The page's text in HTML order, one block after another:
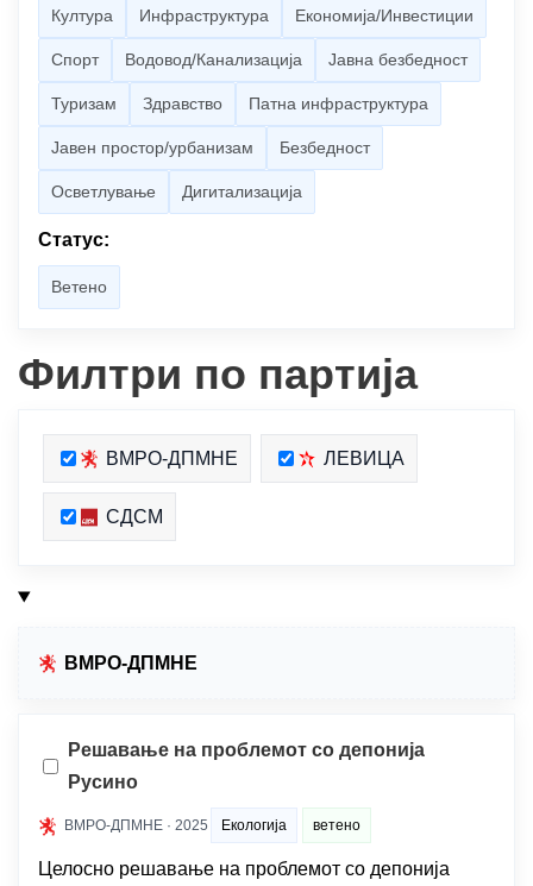
Култура Инфраструктура Економија/Инвестиции
Спорт Водовод/Канализација Јавна безбедност
Туризам Здравство Патна инфраструктура
Јавен простор/урбанизам Безбедност
Осветлување Дигитализација
Статус:
Ветено
Филтри по партија
ВМРО-ДПМНЕ ЛЕВИЦА
СДСМ
ВМРО-ДПМНЕ
Решавање на проблемот со депонија
Русино
ВМРО-ДПМНЕ · 2025 Екологија ветено
Целосно решавање на проблемот со депонија